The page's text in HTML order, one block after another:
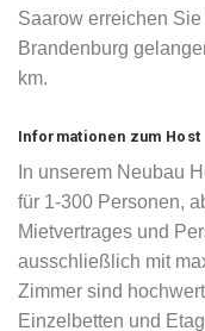
Saarow erreichen
Brandenburg
km.
Informationen zum Host
In unserem Neubau
für 1-300 Personen,
Mietvertrages und
ausschließlich mit
Zimmer sind
Einzelbetten und